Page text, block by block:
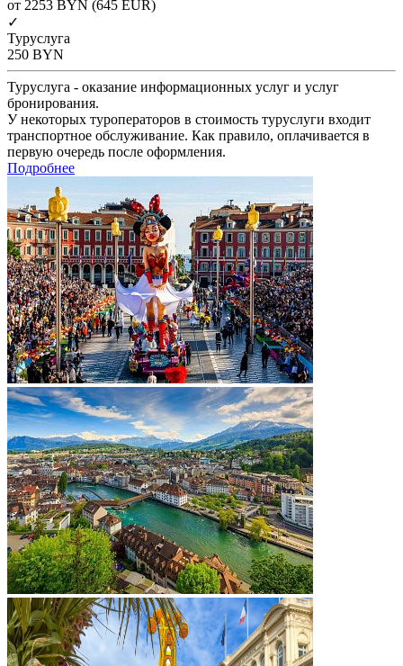
от 2253 BYN (645 EUR)
✓
Туруслуга
250 BYN
Туруслуга - оказание информационных услуг и услуг
бронирования.
У некоторых туроператоров в стоимость туруслуги входит
транспортное обслуживание. Как правило, оплачивается в
первую очередь после оформления.
Подробнее